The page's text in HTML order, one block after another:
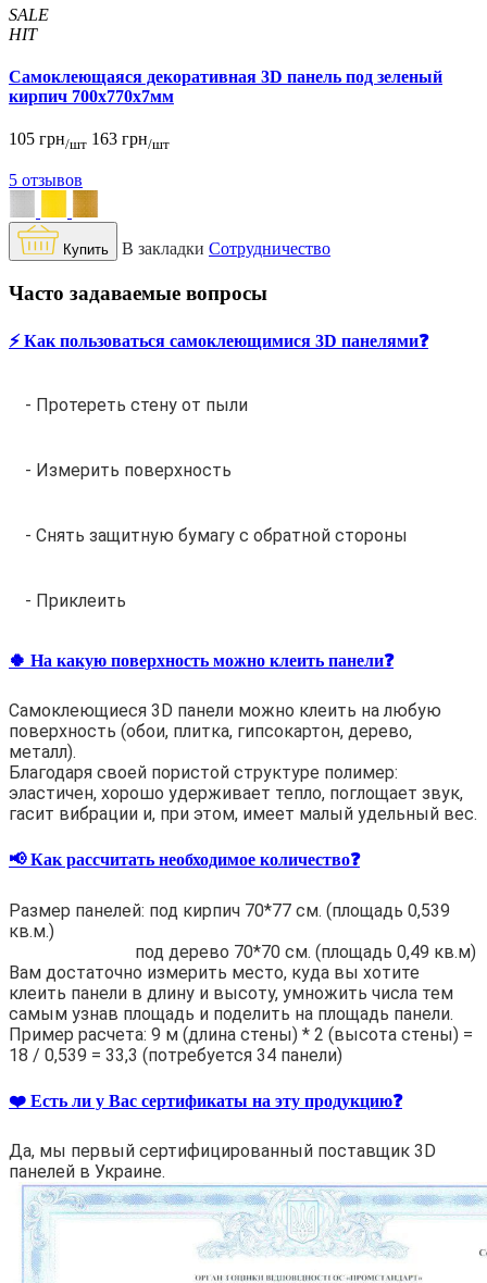
SALE
HIT
Самоклеющаяся декоративная 3D панель под зеленый
кирпич 700x770x7мм
105 грн/шт 163 грн/шт
5 отзывов
Купить В закладки Сотрудничество
Часто задаваемые вопросы
⚡️ Как пользоваться самоклеющимися 3D панелями❓
- Протереть стену от пыли
- Измерить поверхность
- Снять защитную бумагу с обратной стороны
- Приклеить
🍀 На какую поверхность можно клеить панели❓
Самоклеющиеся 3D панели можно клеить на любую
поверхность (обои, плитка, гипсокартон, дерево,
металл).
Благодаря своей пористой структуре полимер:
эластичен, хорошо удерживает тепло, поглощает звук,
гасит вибрации и, при этом, имеет малый удельный вес.
📢 Как рассчитать необходимое количество❓
Размер панелей: под кирпич 70*77 см. (площадь 0,539
кв.м.)
под дерево 70*70 см. (площадь 0,49 кв.м)
Вам достаточно измерить место, куда вы хотите
клеить панели в длину и высоту, умножить числа тем
самым узнав площадь и поделить на площадь панели.
Пример расчета: 9 м (длина стены) * 2 (высота стены) =
18 / 0,539 = 33,3 (потребуется 34 панели)
❤️ Есть ли у Вас сертификаты на эту продукцию❓
Да, мы первый сертифицированный поставщик 3D
панелей в Украине.